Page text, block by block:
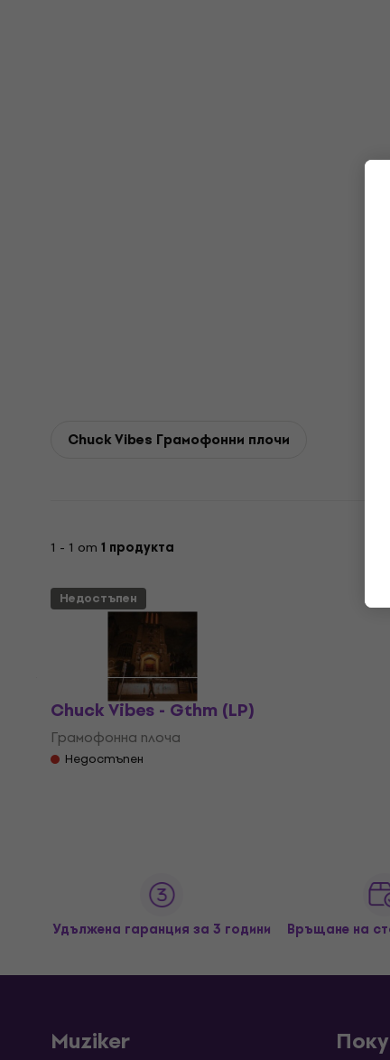
Chuck Vibes Грамофонни плочи
1 - 1 от 1 продукта
Недостъпен
Chuck Vibes - Gthm (LP)
Грамофонна плоча
Недостъпен
Удължена гаранция за 3 години Връщане на
Muziker